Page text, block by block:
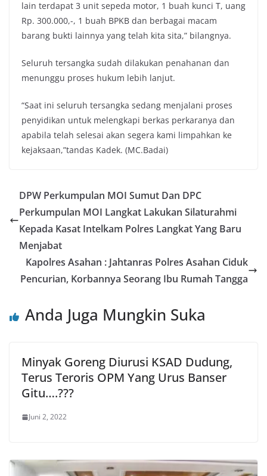
lain terdapat 3 unit sepeda motor, 1 buah kunci T, uang
Rp. 300.000,-, 1 buah BPKB dan berbagai macam
barang bukti lainnya yang telah kita sita,” bilangnya.
Seluruh tersangka sudah dilakukan penahanan dan
menunggu proses hukum lebih lanjut.
“Saat ini seluruh tersangka sedang menjalani proses
penyidikan untuk melengkapi berkas perkaranya dan
apabila telah selesai akan segera kami limpahkan ke
kejaksaan,”tandas Kadek. (MC.Badai)
DPW Perkumpulan MOI Sumut Dan DPC
Perkumpulan MOI Langkat Lakukan Silaturahmi
Kepada Kasat Intelkam Polres Langkat Yang Baru
Menjabat
Kapolres Asahan : Jahtanras Polres Asahan Ciduk
Pencurian, Korbannya Seorang Ibu Rumah Tangga
Anda Juga Mungkin Suka
Minyak Goreng Diurusi KSAD Dudung,
Terus Teroris OPM Yang Urus Banser
Gitu….???
Juni 2, 2022